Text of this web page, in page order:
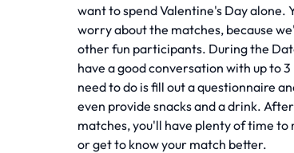
want to spend Valentine's Day alone.
worry about the matches, because
other fun participants. During the
have a good conversation with up to
need to do is fill out a questionnaire
even provide snacks and a drink.
matches, you'll have plenty of time
or get to know your match better.